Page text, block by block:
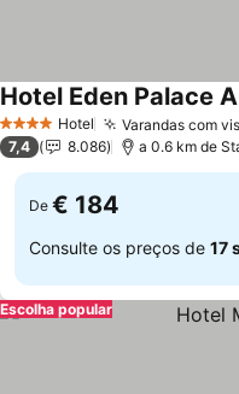
4 EstrelasHotel Varandas com
Hotel Eden Palace
7,4 8.086 a 0.6 km de
De € 184
Consulte os preços de 17
Escolha popular